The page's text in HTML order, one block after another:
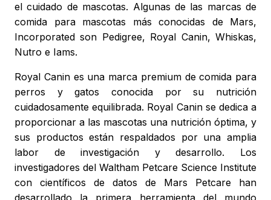
el cuidado de mascotas. Algunas de las marcas de
comida para mascotas más conocidas de Mars,
Incorporated son Pedigree, Royal Canin, Whiskas,
Nutro e Iams.
Royal Canin es una marca premium de comida para
perros y gatos conocida por su nutrición
cuidadosamente equilibrada. Royal Canin se dedica a
proporcionar a las mascotas una nutrición óptima, y
sus productos están respaldados por una amplia
labor de investigación y desarrollo. Los
investigadores del Waltham Petcare Science Institute
con científicos de datos de Mars Petcare han